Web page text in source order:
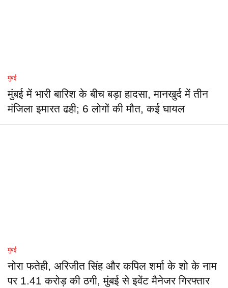
मुंबई
मुंबई में भारी बारिश के बीच बड़ा हादसा, मानखुर्द में तीन
मंजिला इमारत ढही; 6 लोगों की मौत, कई घायल
मुंबई
नोरा फतेही, अरिजीत सिंह और कपिल शर्मा के शो के नाम
पर 1.41 करोड़ की ठगी, मुंबई से इवेंट मैनेजर गिरफ्तार